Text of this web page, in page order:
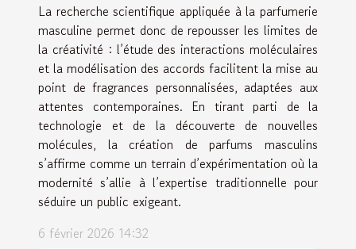
La recherche scientifique appliquée à la parfumerie
masculine permet donc de repousser les limites de
la créativité : l’étude des interactions moléculaires
et la modélisation des accords facilitent la mise au
point de fragrances personnalisées, adaptées aux
attentes contemporaines. En tirant parti de la
technologie et de la découverte de nouvelles
molécules, la création de parfums masculins
s’affirme comme un terrain d’expérimentation où la
modernité s’allie à l’expertise traditionnelle pour
séduire un public exigeant.
6 février 2026 14:32